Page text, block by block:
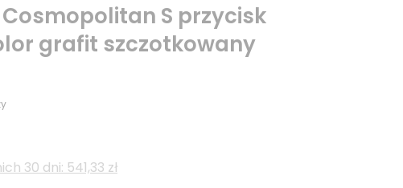
Cosmopolitan S przycisk
grafit szczotkowany
30 dni: 541,33 zł